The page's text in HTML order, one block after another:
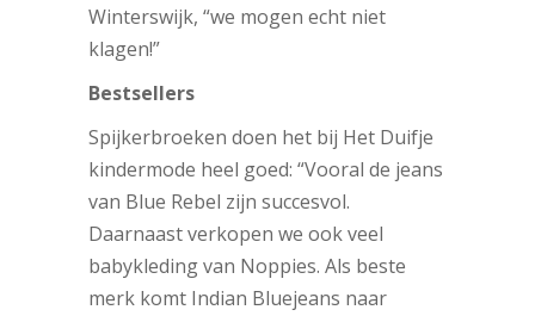
Winterswijk, “we mogen echt niet
klagen!”
Bestsellers
Spijkerbroeken doen het bij Het Duifje
kindermode heel goed: “Vooral de jeans
van Blue Rebel zijn succesvol.
Daarnaast verkopen we ook veel
babykleding van Noppies. Als beste
merk komt Indian Bluejeans naar